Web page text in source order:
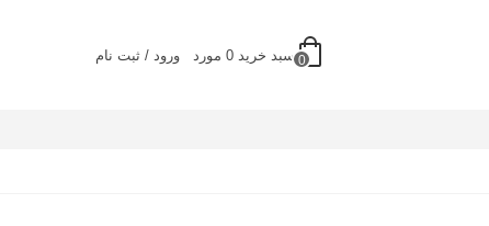
0 سبد خرید 0 مورد ورود / ثبت نام